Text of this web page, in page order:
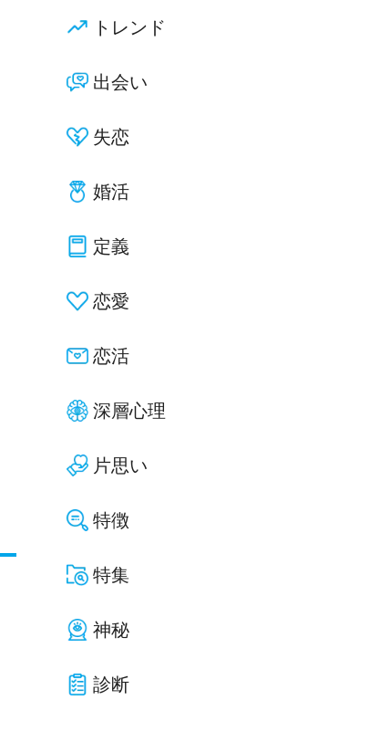
トレンド
出会い
失恋
婚活
定義
恋愛
恋活
深層心理
片思い
特徴
特集
神秘
診断